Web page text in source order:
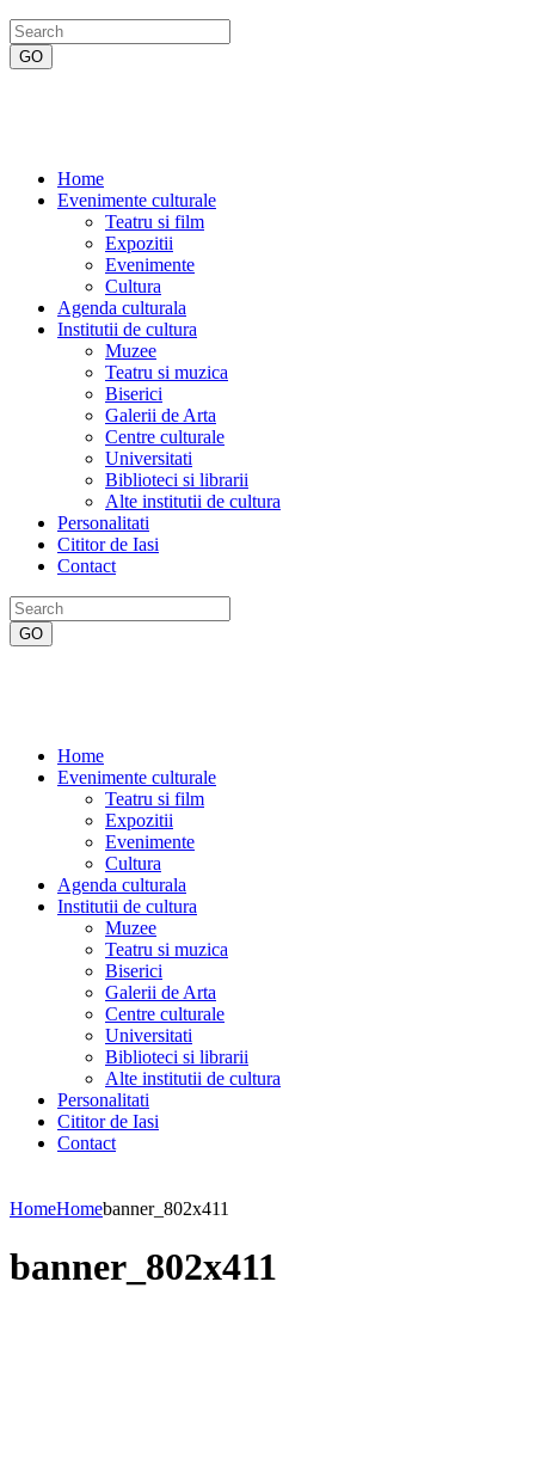
Home
Evenimente culturale
Teatru si film
Expozitii
Evenimente
Cultura
Agenda culturala
Institutii de cultura
Muzee
Teatru si muzica
Biserici
Galerii de Arta
Centre culturale
Universitati
Biblioteci si librarii
Alte institutii de cultura
Personalitati
Cititor de Iasi
Contact
Home
Evenimente culturale
Teatru si film
Expozitii
Evenimente
Cultura
Agenda culturala
Institutii de cultura
Muzee
Teatru si muzica
Biserici
Galerii de Arta
Centre culturale
Universitati
Biblioteci si librarii
Alte institutii de cultura
Personalitati
Cititor de Iasi
Contact
HomeHomebanner_802x411
banner_802x411